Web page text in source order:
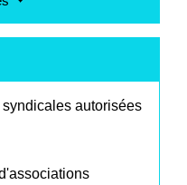
autorisées